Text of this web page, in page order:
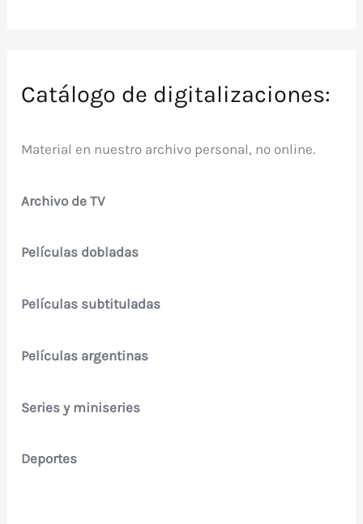
Catálogo de digitalizaciones:
Material en nuestro archivo personal, no online.
Archivo de TV
Películas dobladas
Películas subtituladas
Películas argentinas
Series y miniseries
Deportes